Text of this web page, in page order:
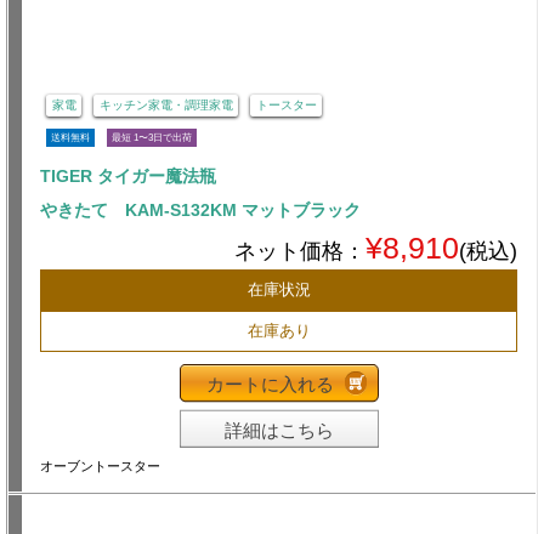
家電 キッチン家電・調理家電 トースター
送料無料 最短 1〜3日で出荷
TIGER タイガー魔法瓶
やきたて KAM-S132KM マットブラック
ネット価格： ¥8,910(税込)
在庫状況
在庫あり
カートに入れる
詳細はこちら
オーブントースター